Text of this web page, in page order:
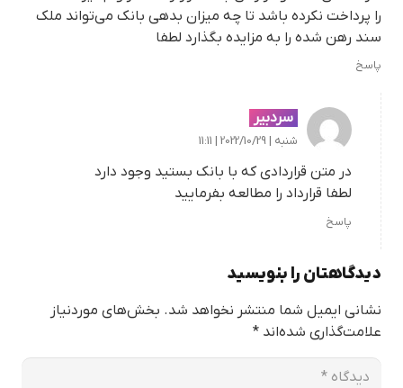
را پرداخت نکرده باشد تا چه میزان بدهی بانک می‌تواند ملک
سند رهن شده را به مزایده بگذارد لطفا
پاسخ
سردبیر
شنبه | 2022/10/29 | 11:11
در متن قراردادی که با بانک بستید وجود دارد
لطفا قرارداد را مطالعه بفرمایید
پاسخ
دیدگاهتان را بنویسید
نشانی ایمیل شما منتشر نخواهد شد. بخش‌های موردنیاز
علامت‌گذاری شده‌اند *